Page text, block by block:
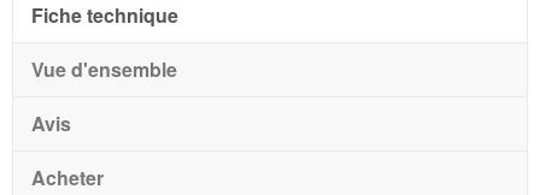
Fiche technique
Vue d'ensemble
Avis
Acheter